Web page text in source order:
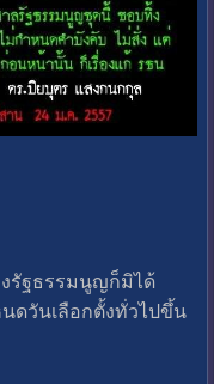
รัฐธรรมนูญก็มิได้
ดวันเลือกตั้งทั่วไปขึ้น